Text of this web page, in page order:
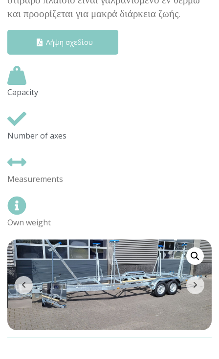
και προορίζεται για μακρά διάρκεια ζωής.
Λήψη σχεδίου
Capacity
Number of axes
Measurements
Own weight